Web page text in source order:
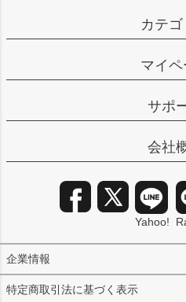
カテ
マイペ
サポ
会社
企業情報
特定商取引法に基づく表示
Yahoo!